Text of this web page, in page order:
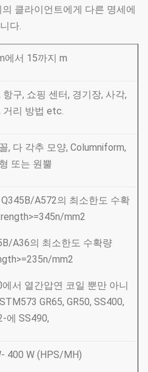
클라이언트에게 다른 명세에
다.
에서 15까지 m
항구, 쇼핑 센터, 경기장, 사각,
거리 방법 etc.
, 다 각추 모양, Columniform,
또는 원뿔
A572의 최소한도 수확
mm2
A36의 최소한도 수확량
mm2
에서 열간압연 코일 뿐만 아니
GR65, GR50, SS400,
에 SS490,
400 W (HPS/MH)